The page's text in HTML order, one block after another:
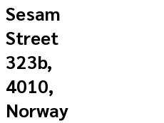
Sesam
Street
323b,
4010,
Norway